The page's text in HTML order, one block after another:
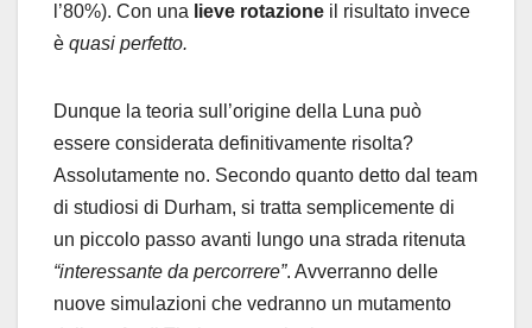
l’80%). Con una lieve rotazione il risultato invece
è quasi perfetto.
Dunque la teoria sull’origine della Luna può
essere considerata definitivamente risolta?
Assolutamente no. Secondo quanto detto dal team
di studiosi di Durham, si tratta semplicemente di
un piccolo passo avanti lungo una strada ritenuta
“interessante da percorrere”. Avverranno delle
nuove simulazioni che vedranno un mutamento